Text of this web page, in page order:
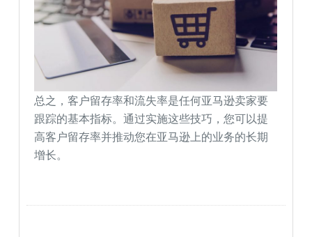
总之，客户留存率和流失率是任何亚马逊卖家要
跟踪的基本指标。通过实施这些技巧，您可以提
高客户留存率并推动您在亚马逊上的业务的长期
增长。